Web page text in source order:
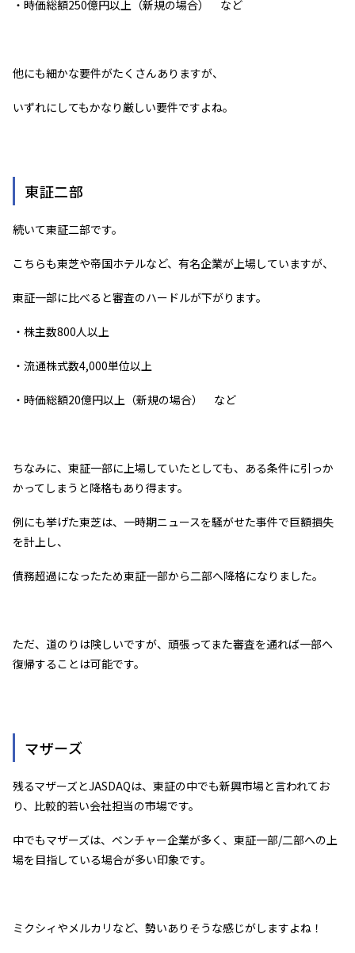
・時価総額250億円以上（新規の場合） など
他にも細かな要件がたくさんありますが、
いずれにしてもかなり厳しい要件ですよね。
東証二部
続いて東証二部です。
こちらも東芝や帝国ホテルなど、有名企業が上場していますが、
東証一部に比べると審査のハードルが下がります。
・株主数800人以上
・流通株式数4,000単位以上
・時価総額20億円以上（新規の場合） など
ちなみに、東証一部に上場していたとしても、ある条件に引っか
かってしまうと降格もあり得ます。
例にも挙げた東芝は、一時期ニュースを騒がせた事件で巨額損失
を計上し、
債務超過になったため東証一部から二部へ降格になりました。
ただ、道のりは険しいですが、頑張ってまた審査を通れば一部へ
復帰することは可能です。
マザーズ
残るマザーズとJASDAQは、東証の中でも新興市場と言われてお
り、比較的若い会社担当の市場です。
中でもマザーズは、ベンチャー企業が多く、東証一部/二部への上
場を目指している場合が多い印象です。
ミクシィやメルカリなど、勢いありそうな感じがしますよね！